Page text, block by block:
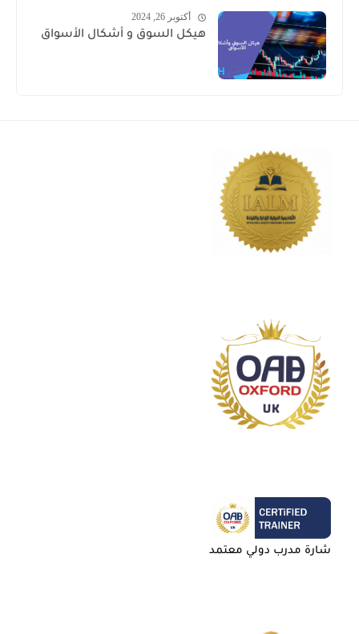
أكتوبر 26, 2024
هيكل السوق و أشكال الأسواق
شارة مدرب دولي معتمد